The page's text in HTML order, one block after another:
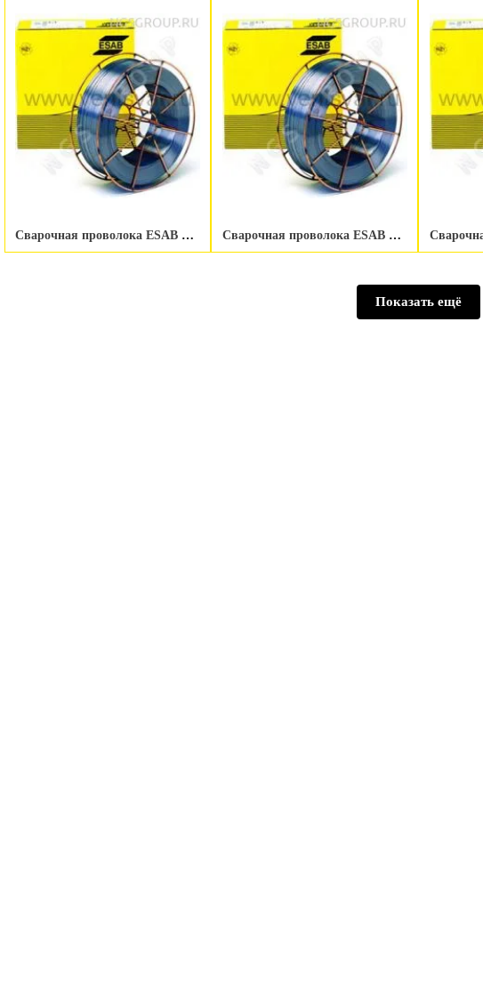
Сварочная проволока ESAB OK Autrod NiCrMo-4 1.0 мм Сварочная проволока ESAB OK Autrod NiCrMo-3 1.6 мм
Показать ещё